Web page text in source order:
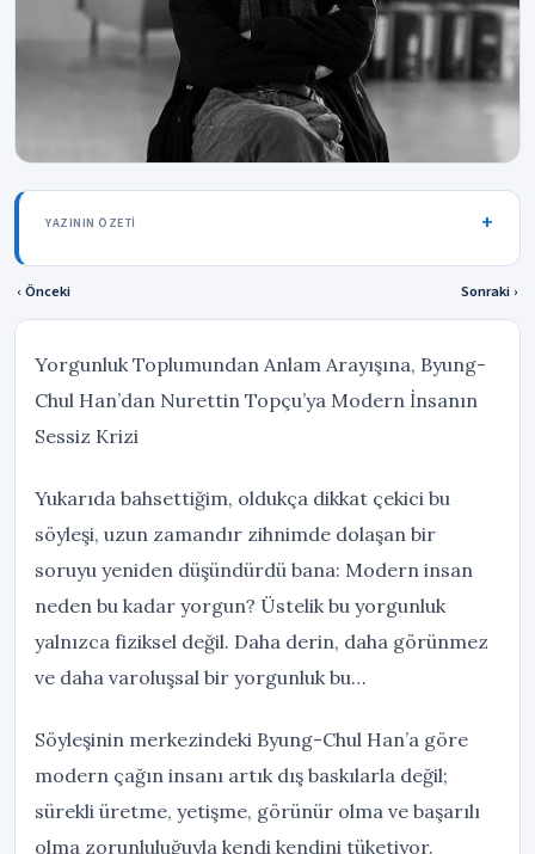
YAZININ ÖZETI
‹ Önceki Sonraki ›
Yorgunluk Toplumundan Anlam Arayışına, Byung-
Chul Han’dan Nurettin Topçu’ya Modern İnsanın
Sessiz Krizi
Yukarıda bahsettiğim, oldukça dikkat çekici bu
söyleşi, uzun zamandır zihnimde dolaşan bir
soruyu yeniden düşündürdü bana: Modern insan
neden bu kadar yorgun? Üstelik bu yorgunluk
yalnızca fiziksel değil. Daha derin, daha görünmez
ve daha varoluşsal bir yorgunluk bu…
Söyleşinin merkezindeki Byung-Chul Han’a göre
modern çağın insanı artık dış baskılarla değil;
sürekli üretme, yetişme, görünür olma ve başarılı
olma zorunluluğuyla kendi kendini tüketiyor.